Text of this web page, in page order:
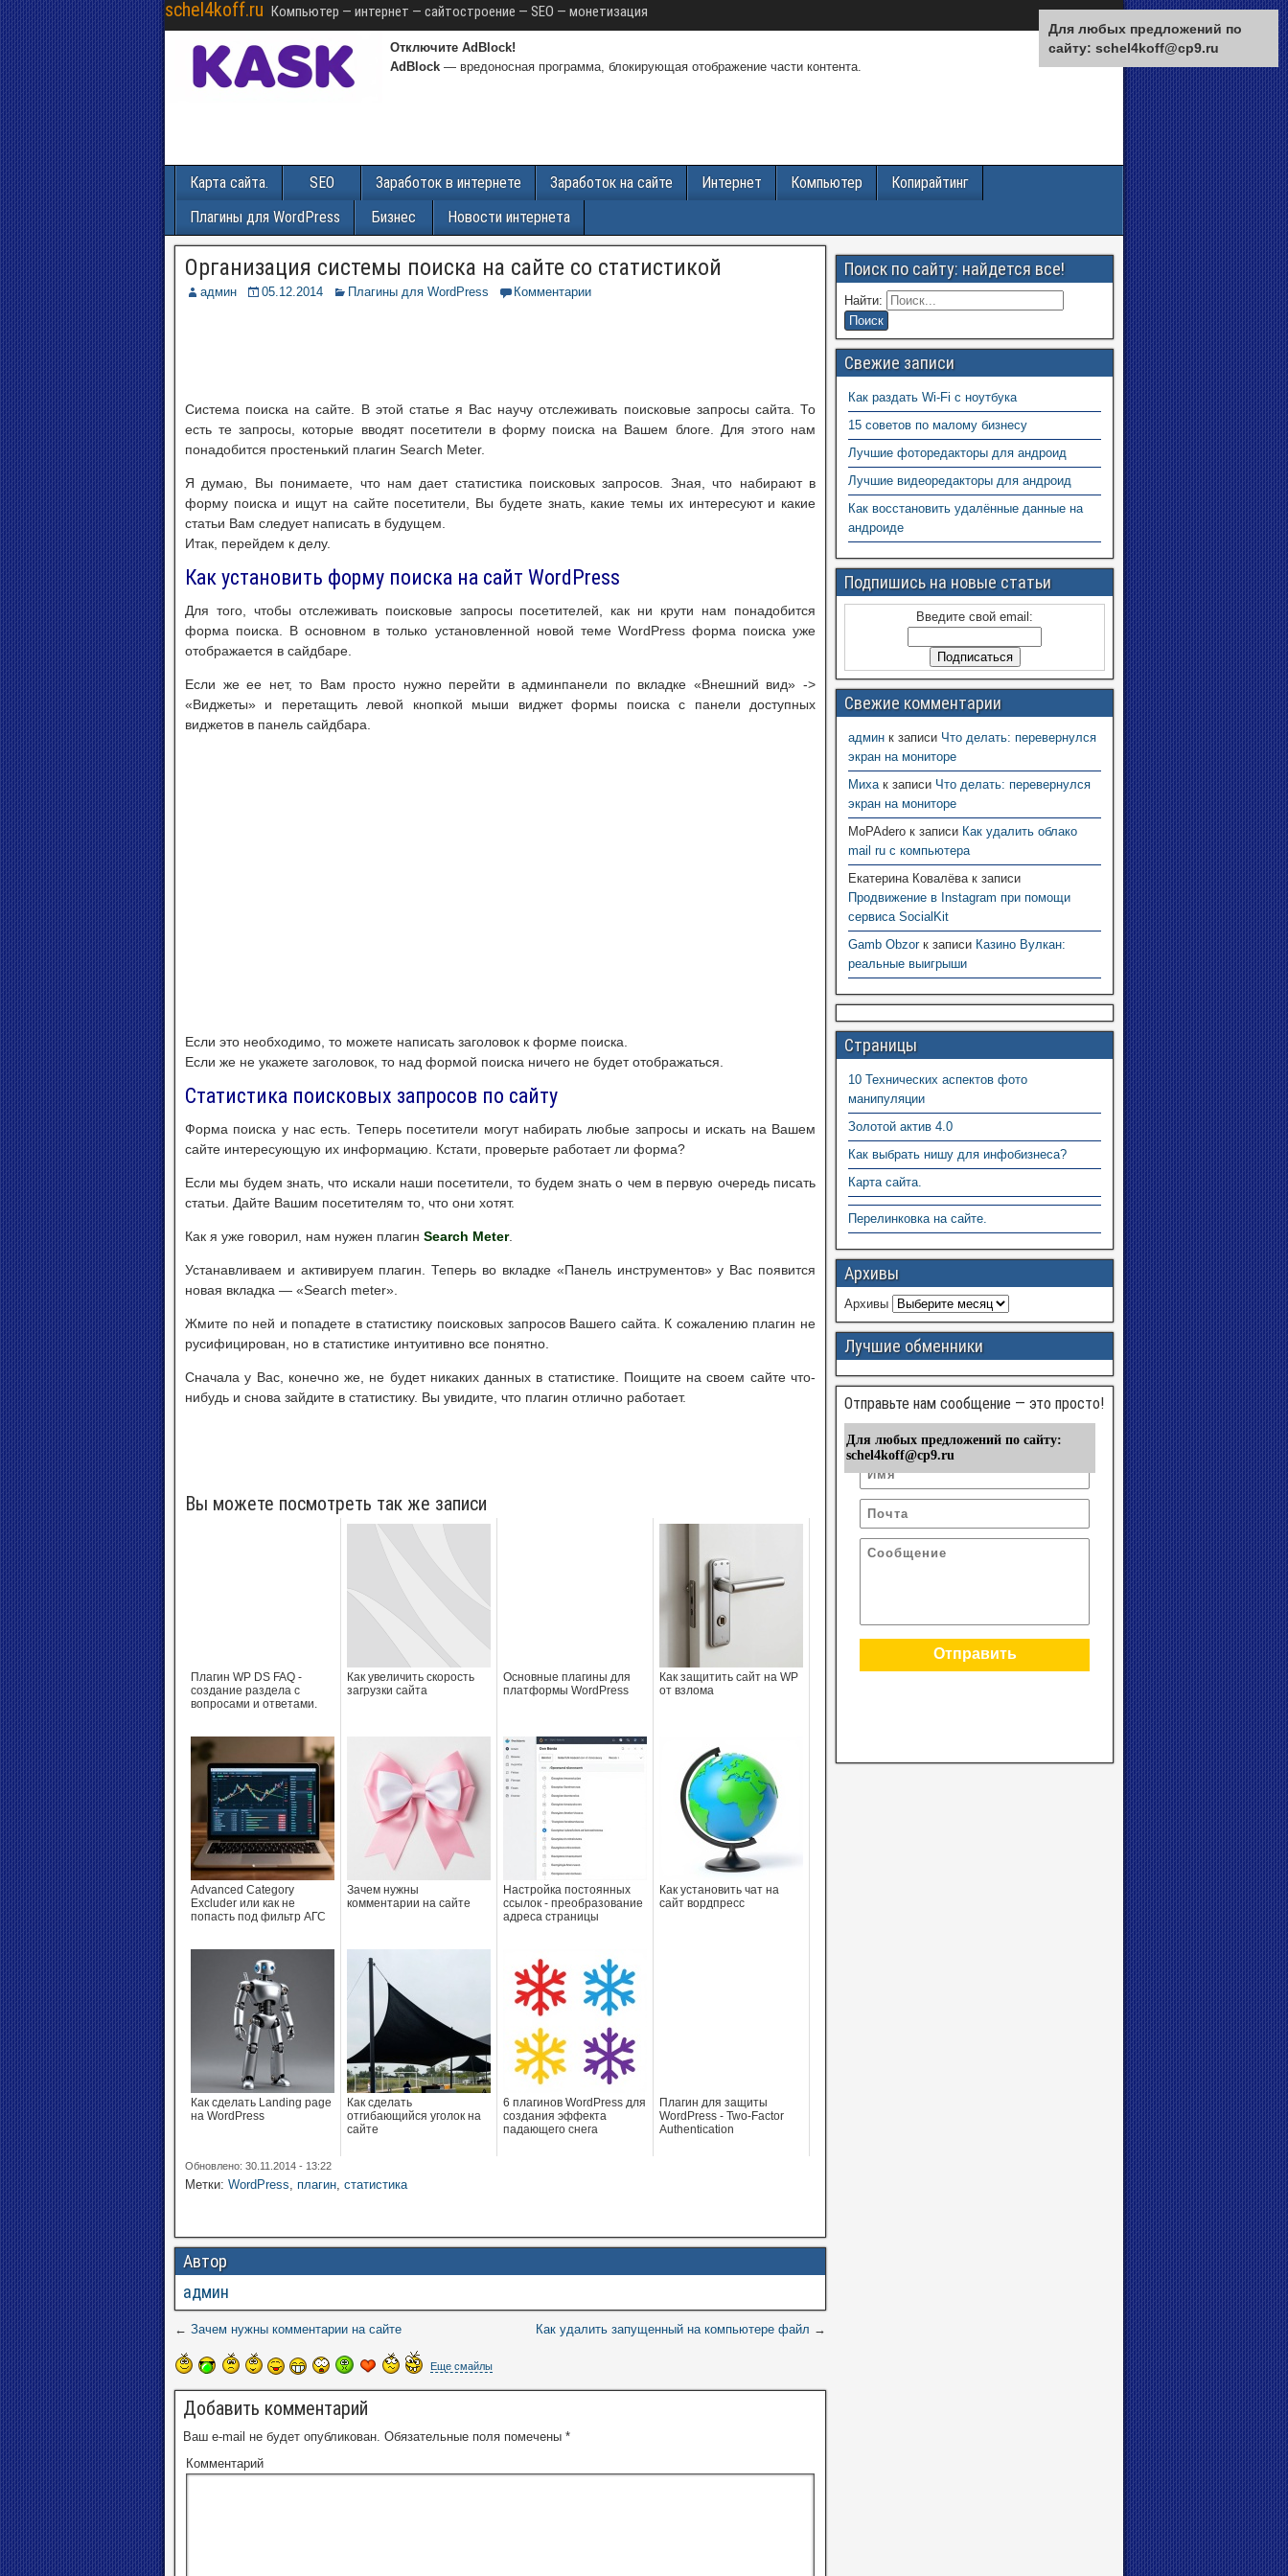
schel4koff.ru Компьютер — интернет — сайтостроение — SEO — монетизация
Отключите AdBlock!
AdBlock — вредоносная программа, блокирующая отображение части контента.
Карта сайта. SEO Заработок в интернете Заработок на сайте Интернет Компьютер
Копирайтинг
Плагины для WordPress
Бизнес Новости интернета
Организация системы поиска на сайте со статистикой
админ 05.12.2014 Плагины для WordPress Комментарии
Система поиска на сайте. В этой статье я Вас научу отслеживать поисковые запросы сайта. То
есть те запросы, которые вводят посетители в форму поиска на Вашем блоге. Для этого нам
понадобится простенький плагин Search Meter.
Я думаю, Вы понимаете, что нам дает статистика поисковых запросов. Зная, что набирают в
форму поиска и ищут на сайте посетители, Вы будете знать, какие темы их интересуют и какие
статьи Вам следует написать в будущем.
Итак, перейдем к делу.
Как установить форму поиска на сайт WordPress
Для того, чтобы отслеживать поисковые запросы посетителей, как ни крути нам понадобится
форма поиска. В основном в только установленной новой теме WordPress форма поиска уже
отображается в сайдбаре.
Если же ее нет, то Вам просто нужно перейти в админпанели по вкладке «Внешний вид» ->
«Виджеты» и перетащить левой кнопкой мыши виджет формы поиска с панели доступных
виджетов в панель сайдбара.
Если это необходимо, то можете написать заголовок к форме поиска.
Если же не укажете заголовок, то над формой поиска ничего не будет отображаться.
Статистика поисковых запросов по сайту
Форма поиска у нас есть. Теперь посетители могут набирать любые запросы и искать на Вашем
сайте интересующую их информацию. Кстати, проверьте работает ли форма?
Если мы будем знать, что искали наши посетители, то будем знать о чем в первую очередь писать
статьи. Дайте Вашим посетителям то, что они хотят.
Как я уже говорил, нам нужен плагин Search Meter.
Устанавливаем и активируем плагин. Теперь во вкладке «Панель инструментов» у Вас появится
новая вкладка — «Search meter».
Жмите по ней и попадете в статистику поисковых запросов Вашего сайта. К сожалению плагин не
русифицирован, но в статистике интуитивно все понятно.
Сначала у Вас, конечно же, не будет никаких данных в статистике. Поищите на своем сайте что-
нибудь и снова зайдите в статистику. Вы увидите, что плагин отлично работает.
Вы можете посмотреть так же записи
Плагин WP DS FAQ -
создание раздела с
вопросами и ответами.
Как увеличить скорость
загрузки сайта
Основные плагины для
платформы WordPress
Как защитить сайт на WP
от взлома
Advanced Category
Excluder или как не
попасть под фильтр АГС
Зачем нужны
комментарии на сайте
Настройка постоянных
ссылок - преобразование
адреса страницы
Как установить чат на
сайт вордпресс
Как сделать Landing page
на WordPress
Как сделать
отгибающийся уголок на
сайте
6 плагинов WordPress для
создания эффекта
падающего снега
Плагин для защиты
WordPress - Two-Factor
Authentication
Обновлено: 30.11.2014 - 13:22
Метки: WordPress, плагин, статистика
Автор
админ
← Зачем нужны комментарии на сайте Как удалить запущенный на компьютере файл →
Еще смайлы
Добавить комментарий
Ваш e-mail не будет опубликован. Обязательные поля помечены *
Комментарий
Поиск по сайту: найдется все!
Найти:
Свежие записи
Как раздать Wi-Fi с ноутбука
15 советов по малому бизнесу
Лучшие фоторедакторы для андроид
Лучшие видеоредакторы для андроид
Как восстановить удалённые данные на
андроиде
Подпишись на новые статьи
Введите свой email:
Свежие комментарии
админ к записи Что делать: перевернулся
экран на мониторе
Михак записи Что делать: перевернулся
экран на мониторе
MoPAdero к записи Как удалить облако
mail ru с компьютера
Екатерина Ковалёвак записи
Продвижение в Instagram при помощи
сервиса SocialKit
Gamb Obzorк записи Казино Вулкан:
реальные выигрыши
Страницы
10 Технических аспектов фото
манипуляции
Золотой актив 4.0
Как выбрать нишу для инфобизнеса?
Карта сайта.
Перелинковка на сайте.
Архивы
Архивы
Лучшие обменники
Отправьте нам сообщение — это просто!
Для любых предложений по
сайту: schel4koff@cp9.ru